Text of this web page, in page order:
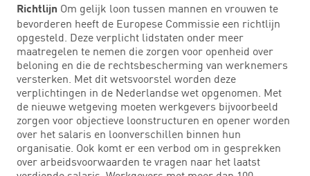
Richtlijn Om gelijk loon tussen mannen en vrouwen te
bevorderen heeft de Europese Commissie een richtlijn
opgesteld. Deze verplicht lidstaten onder meer
maatregelen te nemen die zorgen voor openheid over
beloning en die de rechtsbescherming van werknemers
versterken. Met dit wetsvoorstel worden deze
verplichtingen in de Nederlandse wet opgenomen. Met
de nieuwe wetgeving moeten werkgevers bijvoorbeeld
zorgen voor objectieve loonstructuren en opener worden
over het salaris en loonverschillen binnen hun
organisatie. Ook komt er een verbod om in gesprekken
over arbeidsvoorwaarden te vragen naar het laatst